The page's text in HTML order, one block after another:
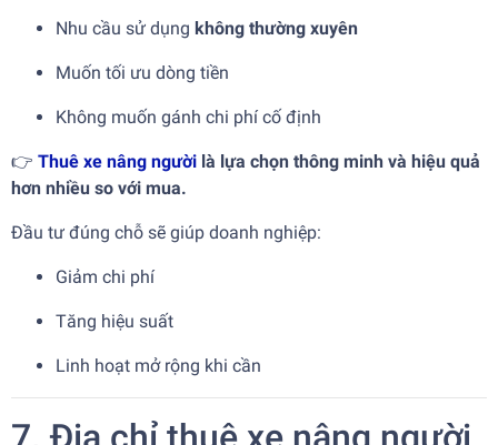
Nhu cầu sử dụng không thường xuyên
Muốn tối ưu dòng tiền
Không muốn gánh chi phí cố định
👉 Thuê xe nâng người là lựa chọn thông minh và hiệu quả
hơn nhiều so với mua.
Đầu tư đúng chỗ sẽ giúp doanh nghiệp:
Giảm chi phí
Tăng hiệu suất
Linh hoạt mở rộng khi cần